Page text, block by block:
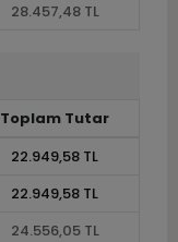
28.457,48 TL
Toplam Tutar
22.949,58 TL
22.949,58 TL
24.556,05 TL